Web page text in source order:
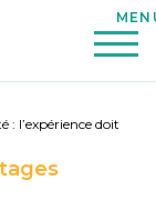
: l’expérience doit